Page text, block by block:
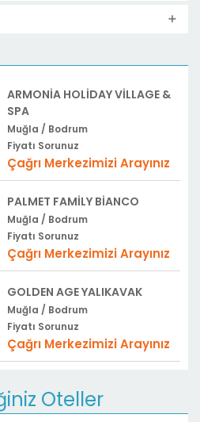
ARMONIA HOLIDAY VILLAGE &
SPA
Muğla / Bodrum
Fiyatı Sorunuz
Çağrı Merkezimizi Arayınız
PALMET FAMILY BIANCO
Muğla / Bodrum
Fiyatı Sorunuz
Çağrı Merkezimizi Arayınız
GOLDEN AGE YALIKAVAK
Muğla / Bodrum
Fiyatı Sorunuz
Çağrı Merkezimizi Arayınız
Oteller